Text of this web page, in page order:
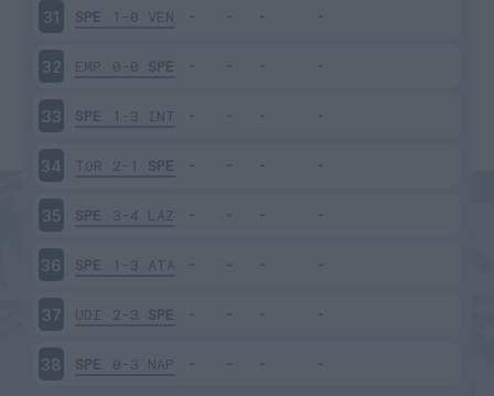
31 SPE 1-0 VEN
32 EMP 0-0 SPE
33 SPE 1-3 INT
34 TOR 2-1 SPE
35 SPE 3-4 LAZ
36 SPE 1-3 ATA
37 UDI 2-3 SPE
38 SPE 0-3 NAP